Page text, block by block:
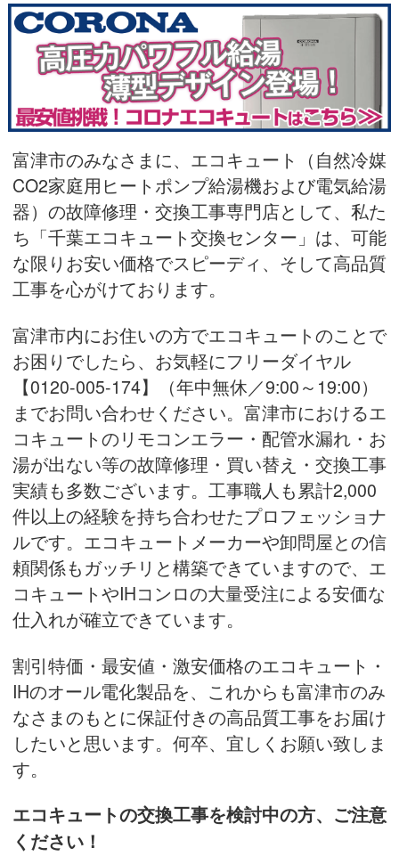
富津市のみなさまに、エコキュート（自然冷媒
CO2家庭用ヒートポンプ給湯機および電気給湯
器）の故障修理・交換工事専門店として、私た
ち「千葉エコキュート交換センター」は、可能
な限りお安い価格でスピーディ、そして高品質
工事を心がけております。
富津市内にお住いの方でエコキュートのことで
お困りでしたら、お気軽にフリーダイヤル
【0120-005-174】（年中無休／9:00～19:00）
までお問い合わせください。富津市におけるエ
コキュートのリモコンエラー・配管水漏れ・お
湯が出ない等の故障修理・買い替え・ 交換工事
実績も多数ございます。工事職人も累計2,000
件以上の経験を持ち合わせたプロフェッショナ
ルです。エコキュートメーカーや卸問屋との信
頼関係もガッチリと構築できていますので、エ
コキュートやIHコンロの大量受注による安価な
仕入れが確立できています。
割引特価・最安値・激安価格のエコキュート・
IHのオール電化製品を、これからも富津市のみ
なさまのもとに保証付きの高品質工事をお届け
したいと思います。何卒、宜しくお願い致しま
す。
エコキュートの交換工事を検討中の方、ご注意
ください！